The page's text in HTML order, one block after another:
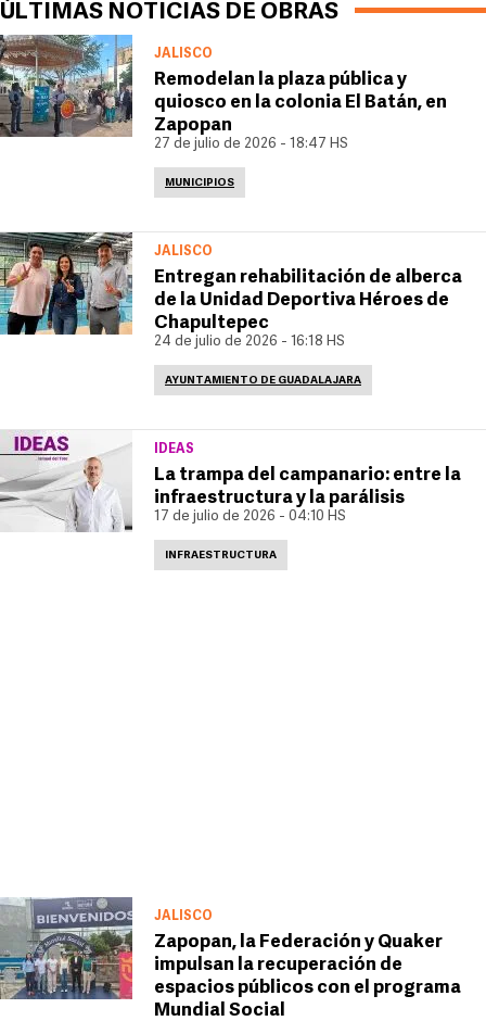
ÚLTIMAS NOTICIAS DE OBRAS
JALISCO
Remodelan la plaza pública y
quiosco en la colonia El Batán, en
Zapopan
27 de julio de 2026 - 18:47 HS
MUNICIPIOS
JALISCO
Entregan rehabilitación de alberca
de la Unidad Deportiva Héroes de
Chapultepec
24 de julio de 2026 - 16:18 HS
AYUNTAMIENTO DE GUADALAJARA
IDEAS
La trampa del campanario: entre la
infraestructura y la parálisis
17 de julio de 2026 - 04:10 HS
INFRAESTRUCTURA
JALISCO
Zapopan, la Federación y Quaker
impulsan la recuperación de
espacios públicos con el programa
Mundial Social